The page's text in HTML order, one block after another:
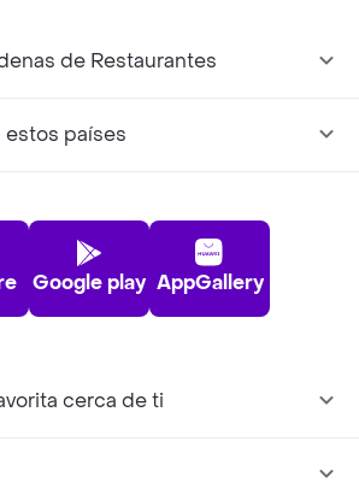
de Restaurantes
estos países
Google play AppGallery
cerca de ti